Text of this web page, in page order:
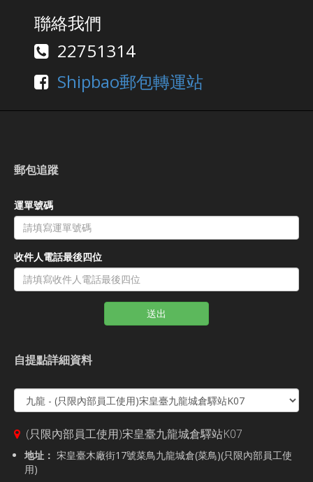
聯絡我們
22751314
Shipbao郵包轉運站
郵包追蹤
運單號碼
收件人電話最後四位
送出
自提點詳細資料
(只限內部員工使用)宋皇臺九龍城倉驛站K07
地址： 宋皇臺木廠街17號菜鳥九龍城倉(菜鳥)(只限內部員工使
用)